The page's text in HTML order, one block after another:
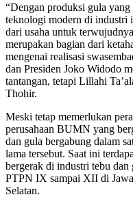
“Dengan produksi gula
teknologi modern di industri
dari usaha untuk
merupakan bagian dari
mengenai realisasi
dan Presiden Joko Widodo
tantangan, tetapi Lillahi
Thohir.
Meski tetap memerlukan
perusahaan BUMN yang
dan gula bergabung dalam
lama tersebut. Saat ini
bergerak di industri tebu
PTPN IX sampai XII di
Selatan.